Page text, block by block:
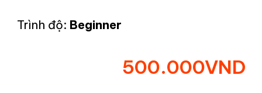
Trình độ: Beginner
500.000VND